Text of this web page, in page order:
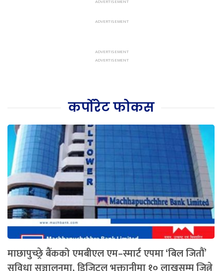
कर्पोरेट फोकस
माछापुच्छ्रे बैंकको एमबीएल एम–स्मार्ट एपमा ‘बिल जितौं’